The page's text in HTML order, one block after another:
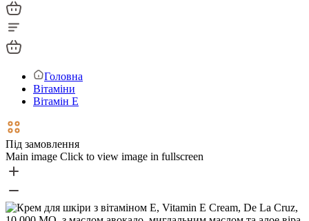
Головна
Вітаміни
Вітамін Е
Під замовлення
Main image Click to view image in fullscreen